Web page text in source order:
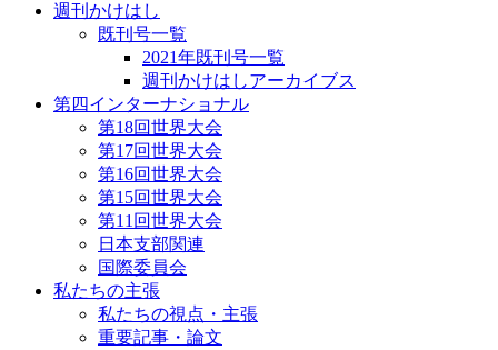
週刊かけはし
既刊号一覧
2021年既刊号一覧
週刊かけはしアーカイブス
第四インターナショナル
第18回世界大会
第17回世界大会
第16回世界大会
第15回世界大会
第11回世界大会
日本支部関連
国際委員会
私たちの主張
私たちの視点・主張
重要記事・論文